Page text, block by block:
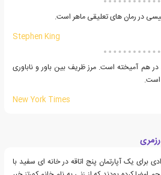
در رمان های تعلیقی ماهر است.
Stephen King
در هم آمیخته است. مرز ظریف بین باور و ناباوری
است.
New York Times
برای یک آپارتمان پنج اتاقه در خانه ای سفید با